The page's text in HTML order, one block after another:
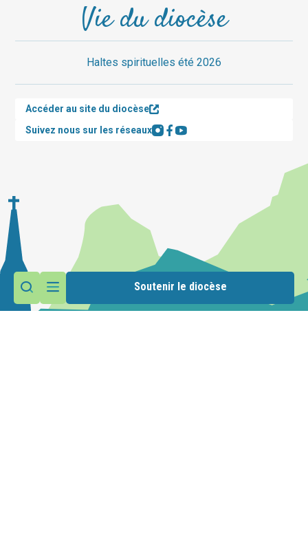
Soutenir le diocèse
Vie du diocèse
Haltes spirituelles été 2026
Accéder au site du diocèse
Suivez nous sur les réseaux